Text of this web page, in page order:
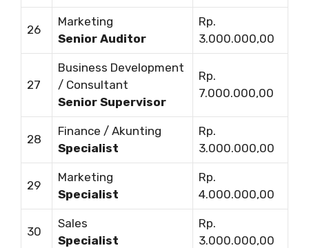
26
Marketing
Senior Auditor
Rp.
3.000.000,00
27
Business Development
/ Consultant
Senior Supervisor
Rp.
7.000.000,00
28
Finance / Akunting
Specialist
Rp.
3.000.000,00
29
Marketing
Specialist
Rp.
4.000.000,00
30
Sales
Specialist
Rp.
3.000.000,00